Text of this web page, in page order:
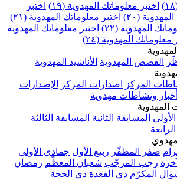
المهدوية (١٩)
اختبر
اختبر معلوماتك المهدوية (٢١)
اختبر معلوماتك المهدوية
(٢٤)
الأناشيد المهدوية
اصدارات المركز الإصدارات
مهدوية
الثانية المسابقة الثالثة
ربيع الأول جمادى الأولى
شعبان المعظّم رمضان
القعدة ذي الحجة